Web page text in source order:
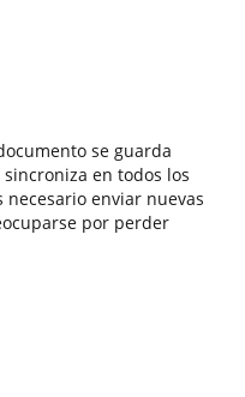
se guarda
en todos los
enviar nuevas
por perder